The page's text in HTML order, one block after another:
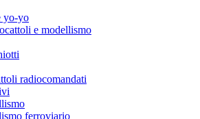
yo-yo
e modellismo
radiocomandati
ferroviario